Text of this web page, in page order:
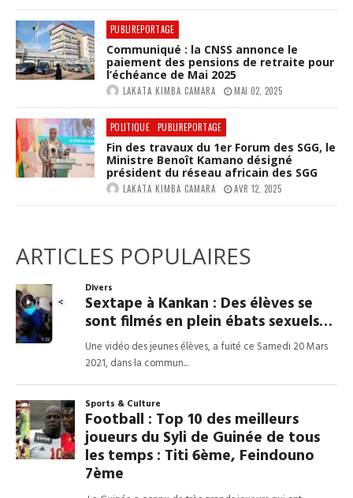
PUBLIREPORTAGE
Communiqué : la CNSS annonce le
paiement des pensions de retraite pour
l’échéance de Mai 2025
LAKATA KIMBA CAMARA MAI 02, 2025
POLITIQUE PUBLIREPORTAGE
Fin des travaux du 1er Forum des SGG, le
Ministre Benoît Kamano désigné
président du réseau africain des SGG
LAKATA KIMBA CAMARA AVR 12, 2025
ARTICLES POPULAIRES